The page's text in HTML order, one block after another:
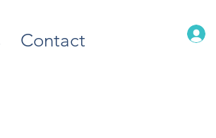
Contact